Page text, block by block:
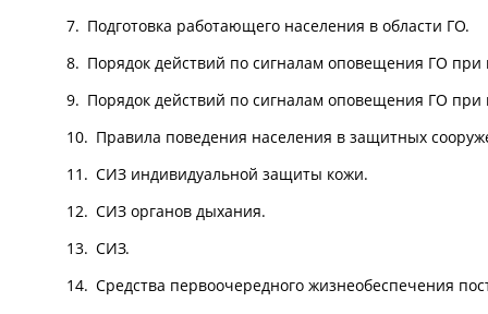
Подготовка работающего населения в области ГО.
Порядок действий по сигналам оповещения ГО
Порядок действий по сигналам оповещения ГО при
Правила поведения населения в защитных
СИЗ индивидуальной защиты кожи.
СИЗ органов дыхания.
СИЗ.
Средства первоочередного жизнеобеспечения